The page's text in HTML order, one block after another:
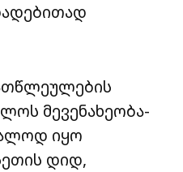
მევენახეობა-
იყო
დიდ,